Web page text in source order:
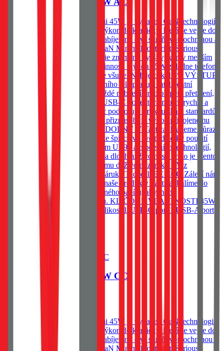
Kapesní adaptér, Tactical Minimi 45W je vybaven GaN technologií,
která umožňuje dostat brutální výkon do krabičky, která se vejde do
každé kapsy. Vybavena rychlonabíjením, čtyř stupňovou ochranou a
dvěma nabíjecími porty. 45W GaN Minimal footprint. Serious
power. Moderní GaN technologie znamená vyšší výkon v menším
těle. Méně zahřívání. A vyšší účinnost. Výkon 45W zvládne telefon,
tablet i lehký notebook. Vejde se všude. Nabije cokoliv*. VÝSTUP
A OCHRANA Uvnitř kompaktního těla pracuje inteligentní
ochranný systém, který hlídá každé nabíjení proti přepětí, přetížení,
přehřátí a zkratu. 1 USB-A a 1 USB-C konektor umožní rychlé a
efektivní nabíjení. Adaptér navíc podporuje širokou škálu standardů
rychlého nabíjení a automaticky přizpůsobuje výkon připojenému
zařízení. NEODOLATELNĚ ODOLNÝ V Tactical klademe důraz
na detaily. Řada MINIMI patří ke špičce ve své třídě díky použití
odolných materiálů se standardem UL94 a moderních technologií,
které zajišťují spolehlivý výkon a dlouhou životnost. Proto je i tento
produkt zahrnut v našem programu doživotní záruky. *Viz
podmínky programu doživotní záruky Tactical. BE ECO Záleží nám
na životním prostředí. Všechny naše produkty Tactical balíme do
ekologických obalů z recyklovaného papíru, abychom
minimalizovali dopad na přírodu. KLÍČOVÉ VLASTNOSTI 45W
GaN technologie Kompaktní velikost 1 USB-C port 1 USB-A port
Tactical Minimi GaN 45W CC
Skladem 20 ks u dodavatele
Kapesní adaptér, Tactical Minimi 45W je vybaven GaN technologií,
která umožňuje dostat brutální výkon do krabičky, která se vejde do
každé kapsy. Vybavena rychlonabíjením, čtyř stupňovou ochranou a
dvěma nabíjecími porty. 45W GaN Minimal footprint. Serious